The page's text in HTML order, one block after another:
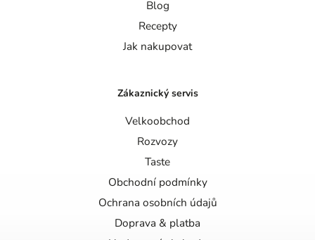
Blog
Recepty
Jak nakupovat
Zákaznický servis
Velkoobchod
Rozvozy
Taste
Obchodní podmínky
Ochrana osobních údajů
Doprava & platba